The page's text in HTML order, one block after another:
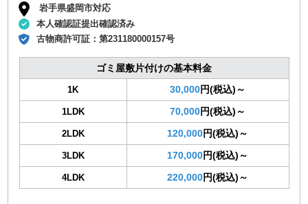
岩手県盛岡市対応
本人確認証提出確認済み
古物商許可証：第231180000157号
ゴミ屋敷片付けの基本料金
1K 30,000円(税込)～
1LDK 70,000円(税込)～
2LDK 120,000円(税込)～
3LDK 170,000円(税込)～
4LDK 220,000円(税込)～